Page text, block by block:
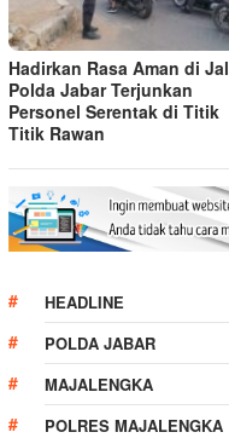
Hadirkan Rasa Aman di
Polda Jabar Terjunkan
Personel Serentak di Titik
Titik Rawan
HEADLINE
POLDA JABAR
MAJALENGKA
POLRES MAJALENGKA